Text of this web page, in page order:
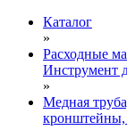
Каталог
»
Расходные
Инструмент
»
Медная
кронштейны,